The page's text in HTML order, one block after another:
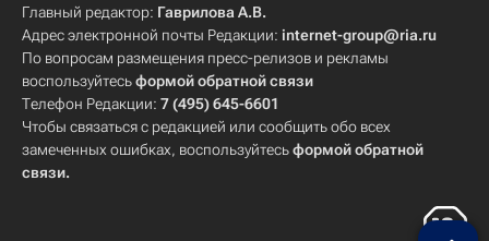
Главный редактор: Гаврилова А.В.
Адрес электронной почты Редакции: internet-group@ria.ru
По вопросам размещения пресс-релизов и рекламы
воспользуйтесьформой обратной связи
Телефон Редакции: 7 (495) 645-6601
Чтобы связаться с редакцией или сообщить обо всех
замеченных ошибках, воспользуйтесьформой обратной
связи.